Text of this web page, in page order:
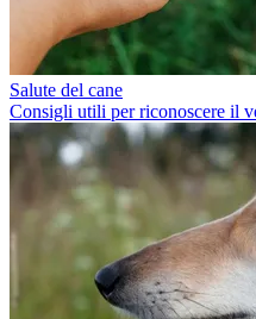
Salute del cane
Consigli utili per riconoscere il